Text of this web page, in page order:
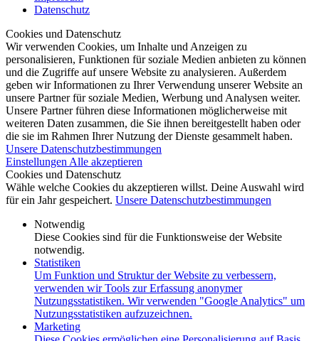
Datenschutz
Cookies und Datenschutz
Wir verwenden Cookies, um Inhalte und Anzeigen zu
personalisieren, Funktionen für soziale Medien anbieten zu können
und die Zugriffe auf unsere Website zu analysieren. Außerdem
geben wir Informationen zu Ihrer Verwendung unserer Website an
unsere Partner für soziale Medien, Werbung und Analysen weiter.
Unsere Partner führen diese Informationen möglicherweise mit
weiteren Daten zusammen, die Sie ihnen bereitgestellt haben oder
die sie im Rahmen Ihrer Nutzung der Dienste gesammelt haben.
Unsere Datenschutzbestimmungen
Einstellungen Alle akzeptieren
Cookies und Datenschutz
Wähle welche Cookies du akzeptieren willst. Deine Auswahl wird
für ein Jahr gespeichert. Unsere Datenschutzbestimmungen
Notwendig
Diese Cookies sind für die Funktionsweise der Website
notwendig.
Statistiken
Um Funktion und Struktur der Website zu verbessern,
verwenden wir Tools zur Erfassung anonymer
Nutzungsstatistiken. Wir verwenden "Google Analytics" um
Nutzungsstatistiken aufzuzeichnen.
Marketing